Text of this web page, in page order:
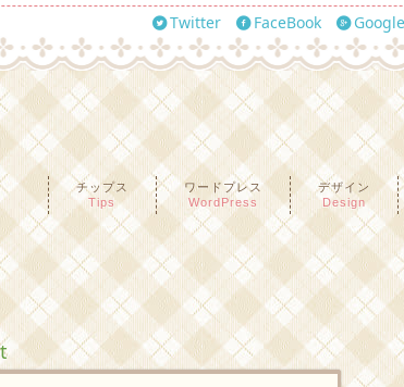
Twitter FaceBook
チップス
Tips
ワードプレス
WordPress
デザイン
Design